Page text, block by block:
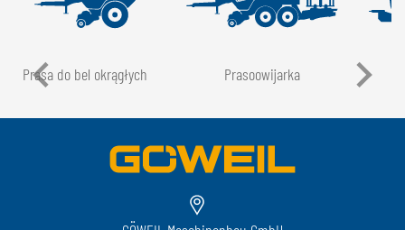
Prasa do bel okrągłych Prasoowijarka